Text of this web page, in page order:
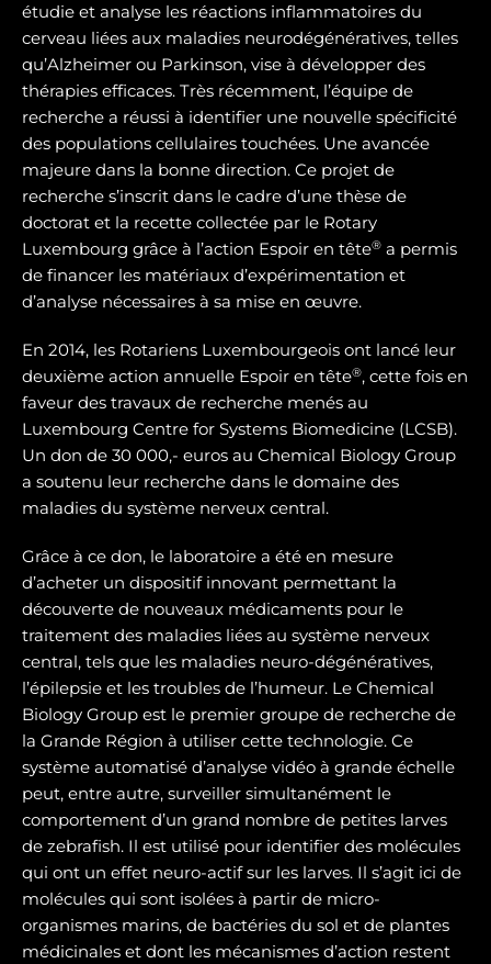
étudie et analyse les réactions inflammatoires du
cerveau liées aux maladies neurodégénératives, telles
qu’Alzheimer ou Parkinson, vise à développer des
thérapies efficaces. Très récemment, l’équipe de
recherche a réussi à identifier une nouvelle spécificité
des populations cellulaires touchées. Une avancée
majeure dans la bonne direction. Ce projet de
recherche s’inscrit dans le cadre d’une thèse de
doctorat et la recette collectée par le Rotary
Luxembourg grâce à l’action Espoir en tête® a permis
de financer les matériaux d’expérimentation et
d’analyse nécessaires à sa mise en œuvre.
En 2014, les Rotariens Luxembourgeois ont lancé leur
deuxième action annuelle Espoir en tête®, cette fois en
faveur des travaux de recherche menés au
Luxembourg Centre for Systems Biomedicine (LCSB).
Un don de 30 000,- euros au Chemical Biology Group
a soutenu leur recherche dans le domaine des
maladies du système nerveux central.
Grâce à ce don, le laboratoire a été en mesure
d’acheter un dispositif innovant permettant la
découverte de nouveaux médicaments pour le
traitement des maladies liées au système nerveux
central, tels que les maladies neuro-dégénératives,
l’épilepsie et les troubles de l’humeur. Le Chemical
Biology Group est le premier groupe de recherche de
la Grande Région à utiliser cette technologie. Ce
système automatisé d’analyse vidéo à grande échelle
peut, entre autre, surveiller simultanément le
comportement d’un grand nombre de petites larves
de zebrafish. Il est utilisé pour identifier des molécules
qui ont un effet neuro-actif sur les larves. Il s’agit ici de
molécules qui sont isolées à partir de micro-
organismes marins, de bactéries du sol et de plantes
médicinales et dont les mécanismes d’action restent